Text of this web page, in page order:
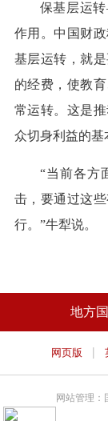
保基层运
作用。中国财
基层运转，就
的经费，使教
常运转。这是
众切身利益的基
“当前各方
击，要通过这
行。”牛犁说。
地方
网页版 |
网站管理：